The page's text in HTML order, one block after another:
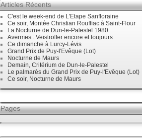
Articles Récents
C'est le week-end de L'Etape Sanfloraine
Ce soir, Montée Christian Rouffiac à Saint-Flour
La Nocturne de Dun-le-Palestel 1980
Avermes : Veistroffer encore et toujours
Ce dimanche à Lurcy-Lévis
Grand Prix de Puy-l'Evêque (Lot)
Nocturne de Maurs
Demain, Critérium de Dun-le-Palestel
Le palmarès du Grand Prix de Puy-l'Evêque (Lot)
Ce soir, Nocturne de Maurs
Pages